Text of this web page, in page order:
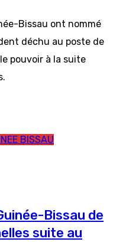
Bissau ont nommé
déchu au poste de
pouvoir à la suite
BISSAU
Bissau de
suite au